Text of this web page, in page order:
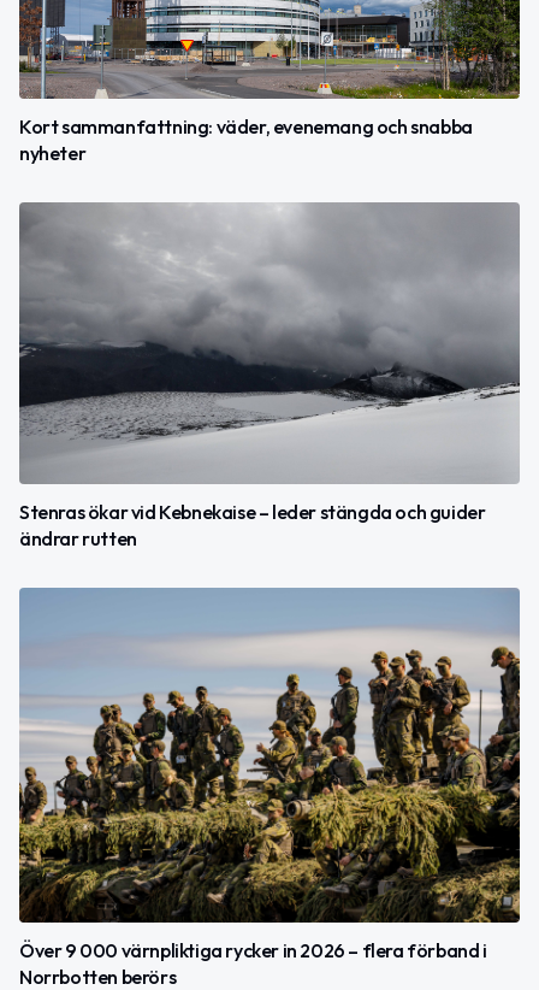
Kort sammanfattning: väder, evenemang och snabba
nyheter
Stenras ökar vid Kebnekaise – leder stängda och guider
ändrar rutten
Över 9 000 värnpliktiga rycker in 2026 – flera förband i
Norrbotten berörs